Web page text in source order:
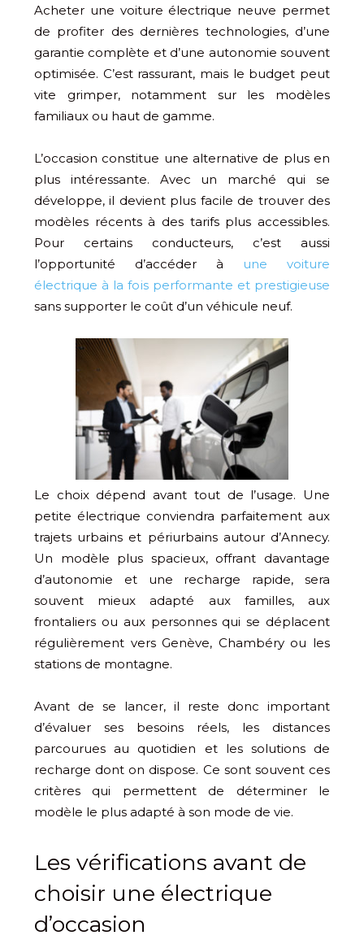
Acheter une voiture électrique neuve permet
de profiter des dernières technologies, d’une
garantie complète et d’une autonomie souvent
optimisée. C’est rassurant, mais le budget peut
vite grimper, notamment sur les modèles
familiaux ou haut de gamme.
L’occasion constitue une alternative de plus en
plus intéressante. Avec un marché qui se
développe, il devient plus facile de trouver des
modèles récents à des tarifs plus accessibles.
Pour certains conducteurs, c’est aussi
l’opportunité d’accéder à
une voiture
électrique à la fois performante et prestigieuse
sans supporter le coût d’un véhicule neuf.
Le choix dépend avant tout de l’usage. Une
petite électrique conviendra parfaitement aux
trajets urbains et périurbains autour d’Annecy.
Un modèle plus spacieux, offrant davantage
d’autonomie et une recharge rapide, sera
souvent mieux adapté aux familles, aux
frontaliers ou aux personnes qui se déplacent
régulièrement vers Genève, Chambéry ou les
stations de montagne.
Avant de se lancer, il reste donc important
d’évaluer ses besoins réels, les distances
parcourues au quotidien et les solutions de
recharge dont on dispose. Ce sont souvent ces
critères qui permettent de déterminer le
modèle le plus adapté à son mode de vie.
Les vérifications avant de
choisir une électrique
d’occasion